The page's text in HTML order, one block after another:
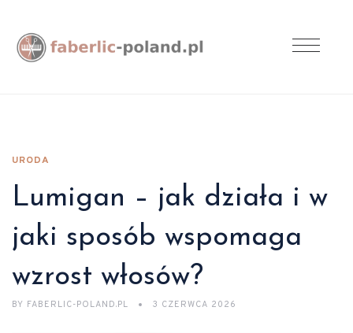
URODA
Lumigan – jak działa i w
jaki sposób wspomaga
wzrost włosów?
BY FABERLIC-POLAND.PL 3 CZERWCA 2026